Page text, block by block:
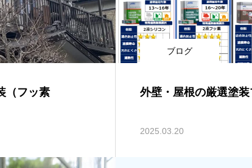
（フッ素
ブログ
外壁・屋根の厳選塗
2025.03.20